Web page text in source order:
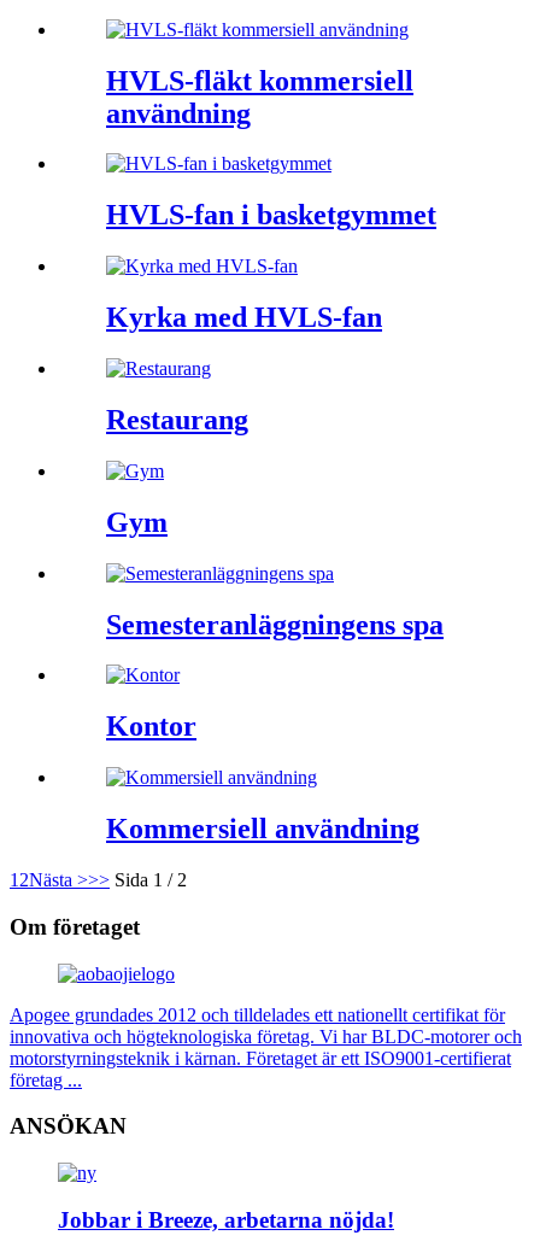
HVLS-fläkt kommersiell
användning
HVLS-fan i basketgymmet
Kyrka med HVLS-fan
Restaurang
Gym
Semesteranläggningens spa
Kontor
Kommersiell användning
1 2Nästa >>> Sida 1 / 2
Om företaget
Apogee grundades 2012 och tilldelades ett nationellt certifikat för
innovativa och högteknologiska företag. Vi har BLDC-motorer och
motorstyrningsteknik i kärnan. Företaget är ett ISO9001-certifierat
företag ...
ANSÖKAN
Jobbar i Breeze, arbetarna nöjda!